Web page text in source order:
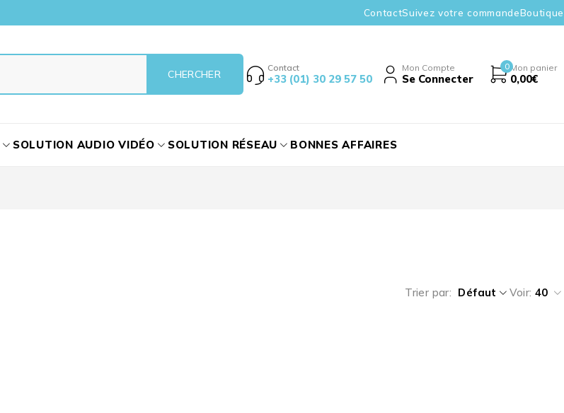
ContactSuivez votre commandeBoutique
Contact
+33 (01) 30 29 57 50
Mon Compte
Se Connecter
0 Mon panier
0,00€
SOLUTION AUDIO VIDÉO SOLUTION RÉSEAU BONNES AFFAIRES
Trier par Défaut Voir: 40